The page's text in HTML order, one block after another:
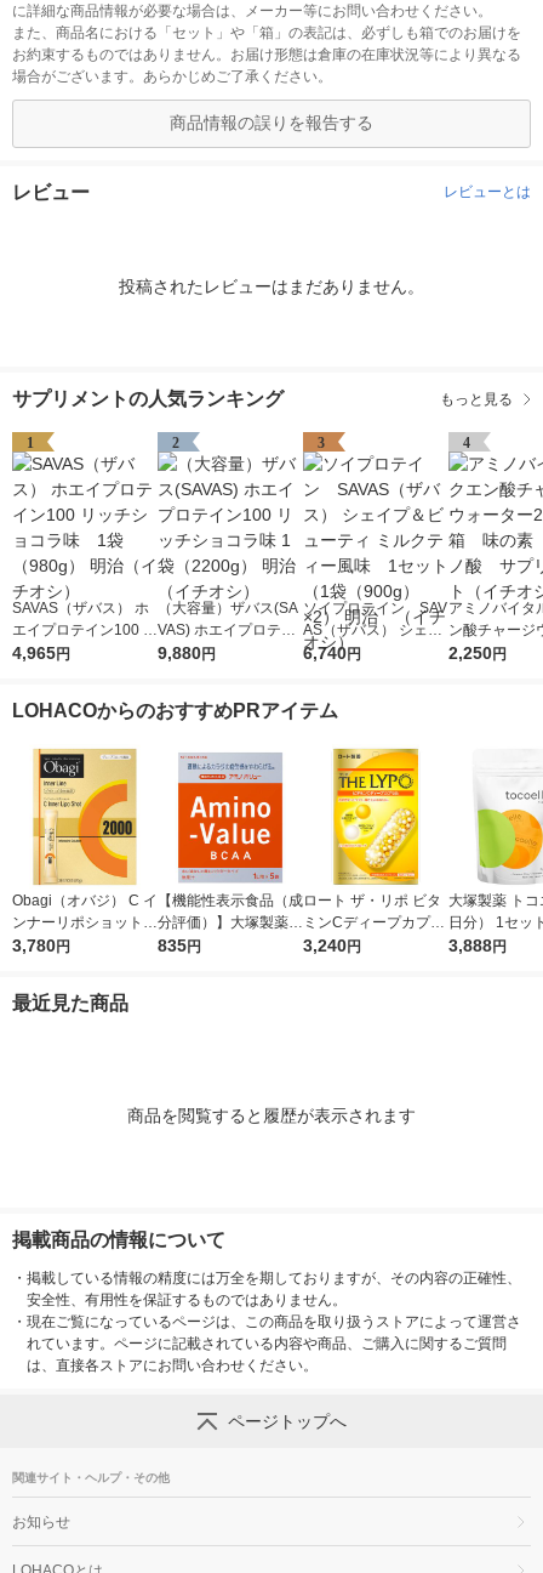
に詳細な商品情報が必要な場合は、メーカー等にお問い合わせください。
また、商品名における「セット」や「箱」の表記は、必ずしも箱でのお届けを
お約束するものではありません。お届け形態は倉庫の在庫状況等により異なる
場合がございます。あらかじめご了承ください。
商品情報の誤りを報告する
レビュー レビューとは
投稿されたレビューはまだありません。
サプリメントの人気ランキング もっと見る
1
SAVAS（ザバス） ホ
エイプロテイン100 リ
ッチショコラ味 1袋
4,965円
2
（大容量）ザバス(SA
VAS) ホエイプロテイ
ン100 リッチショコラ
9,880円
3
ソイプロテイン SAV
AS（ザバス） シェイ
プ＆ビューティ ミル
2） 明治 （イチオ
6,740円
4
アミノバイタ
ン酸チャージ
ー24本入箱
2,250円
LOHACOからのおすすめPRアイテム
Obagi（オバジ） C イ
ンナーリポショット 7
0g×28本入 ロート製
3,780円
【機能性表示食品（成
分評価）】大塚製薬
アミノバリュー パウ
835円
ロート ザ・リポ ビタ
ミンCディープカプセ
ル 1個 ロート製薬
3,240円
大塚製薬 ト
日分） 1セッ
（7袋入）×3
3,888円
最近見た商品
商品を閲覧すると履歴が表示されます
掲載商品の情報について
・ 掲載している情報の精度には万全を期しておりますが、その内容の正確性、
安全性、有用性を保証するものではありません。
・ 現在ご覧になっているページは、この商品を取り扱うストアによって運営さ
れています。ページに記載されている内容や商品、ご購入に関するご質問
は、直接各ストアにお問い合わせください。
ページトップへ
関連サイト・ヘルプ・その他
お知らせ